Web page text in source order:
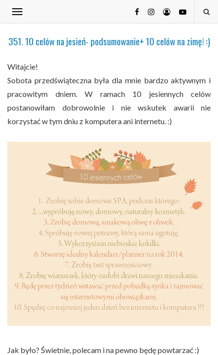
351. 10 celów na jesień- podsumowanie+ 10 celów na zimę! :)
Witajcie!
Sobota przedświąteczna była dla mnie bardzo aktywnym i
pracowitym dniem. W ramach 10 jesiennych celów
postanowiłam dobrowolnie i nie wskutek awarii nie
korzystać w tym dniu z komputera ani internetu. :)
Jak było? Świetnie, polecam i na pewno będę powtarzać :)